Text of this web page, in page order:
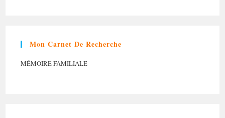
Mon Carnet De Recherche
MÉMOIRE FAMILIALE